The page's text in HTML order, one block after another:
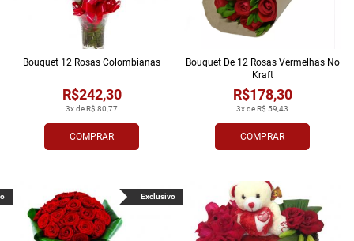
COMPRAR
3x de R$ 80,77
R$242,30
Bouquet 12 Rosas Colombianas
COMPRAR
3x de R$ 59,43
R$178,30
Bouquet De 12 Rosas Vermelhas No
Kraft
Exclusivo